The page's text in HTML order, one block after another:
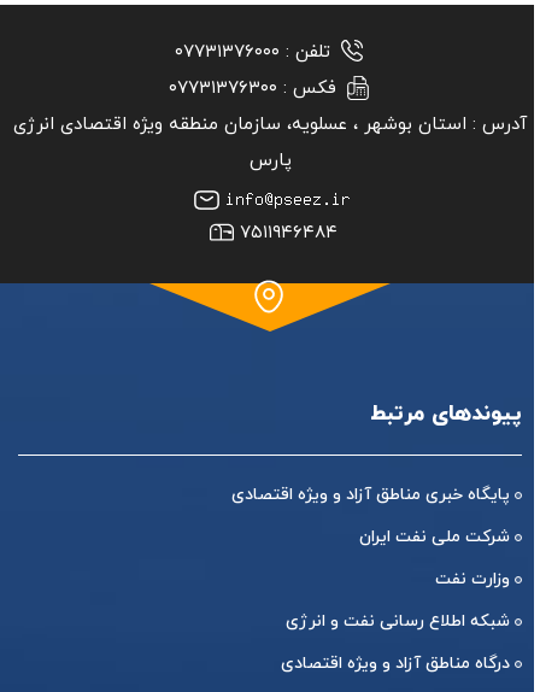
تلفن : ۰۷۷۳۱۳۷۶۰۰۰
فکس : ۰۷۷۳۱۳۷۶۳۰۰
آدرس : استان بوشهر ‏، عسلویه، سازمان منطقه ویژه اقتصادی انرژی
پارس
۷۵۱۱۹۴۶۴۸۴
پیوندهای مرتبط
پایگاه خبری مناطق آزاد و ویژه اقتصادی
شرکت ملی نفت ایران
وزارت نفت
شبکه اطلاع رسانی نفت و انرژی
درگاه مناطق آزاد و ویژه اقتصادی